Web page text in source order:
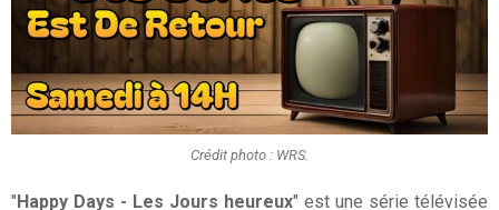
Crédit photo : WRS.
"Happy Days - Les Jours heureux" est une série télévisée